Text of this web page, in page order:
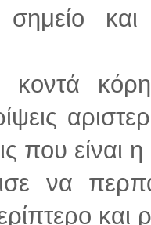
σημείο
κοντά
που είναι
να
και